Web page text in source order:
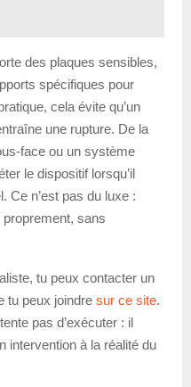
des plaques sensibles,
spécifiques pour
cela évite qu’un
une rupture. De la
face ou un système
le dispositif lorsqu’il
Ce n’est pas du luxe :
proprement, sans
tu peux contacter un
tu peux joindre sur ce site.
pas d’exécuter : il
intervention à la réalité du